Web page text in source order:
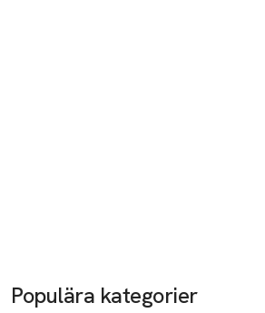
Populära kategorier